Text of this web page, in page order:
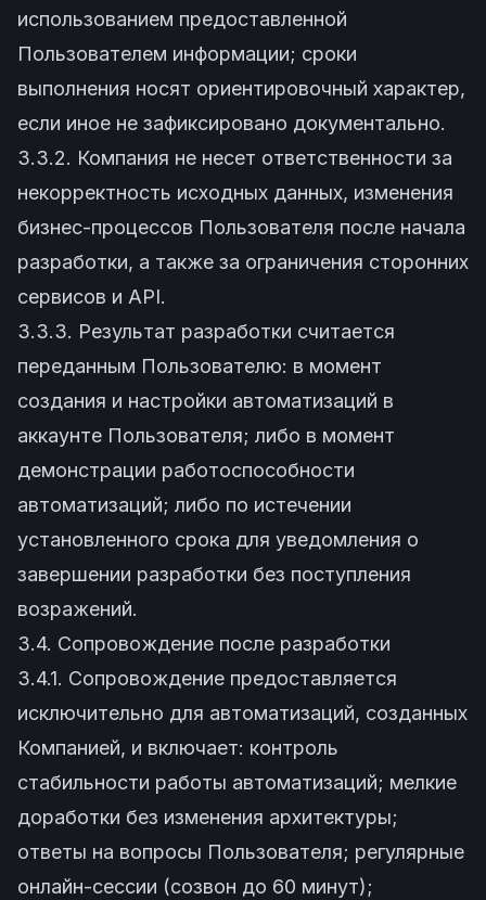
использованием предоставленной
Пользователем информации; сроки
выполнения носят ориентировочный характер,
если иное не зафиксировано документально.
3.3.2. Компания не несет ответственности за
некорректность исходных данных, изменения
бизнес-процессов Пользователя после начала
разработки, а также за ограничения сторонних
сервисов и API.
3.3.3. Результат разработки считается
переданным Пользователю: в момент
создания и настройки автоматизаций в
аккаунте Пользователя; либо в момент
демонстрации работоспособности
автоматизаций; либо по истечении
установленного срока для уведомления о
завершении разработки без поступления
возражений.
3.4. Сопровождение после разработки
3.4.1. Сопровождение предоставляется
исключительно для автоматизаций, созданных
Компанией, и включает: контроль
стабильности работы автоматизаций; мелкие
доработки без изменения архитектуры;
ответы на вопросы Пользователя; регулярные
онлайн-сессии (созвон до 60 минут);